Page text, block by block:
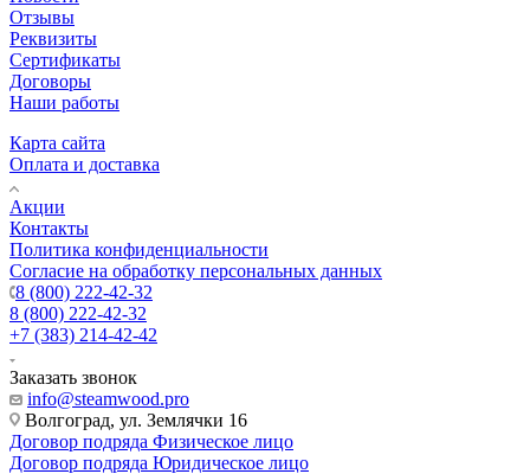
Отзывы
Реквизиты
Сертификаты
Договоры
Наши работы
Карта сайта
Оплата и доставка
Акции
Контакты
Политика конфиденциальности
Согласие на обработку персональных данных
8 (800) 222-42-32
8 (800) 222-42-32
+7 (383) 214-42-42
Заказать звонок
info@steamwood.pro
Волгоград, ул. Землячки 16
Договор подряда Физическое лицо
Договор подряда Юридическое лицо